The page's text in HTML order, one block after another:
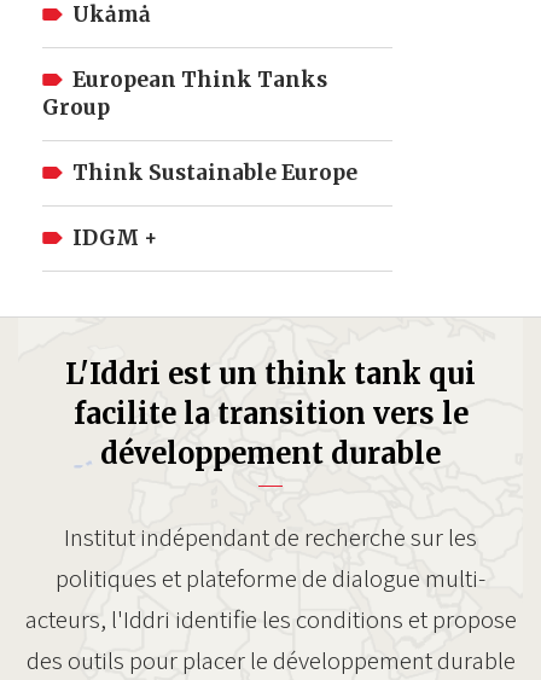
Ukȧmȧ
European Think Tanks
Group
Think Sustainable Europe
IDGM +
L'Iddri est un think tank qui
facilite la transition vers le
développement durable
Institut indépendant de recherche sur les
politiques et plateforme de dialogue multi-
acteurs, l'Iddri identifie les conditions et propose
des outils pour placer le développement durable